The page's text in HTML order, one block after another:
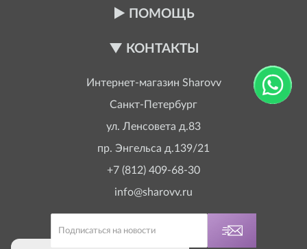
ПОМОЩЬ
КОНТАКТЫ
Интернет-магазин Sharovv
Санкт-Петербург
ул. Ленсовета д.83
пр. Энгельса д.139/21
+7 (812) 409-68-30
info@sharovv.ru